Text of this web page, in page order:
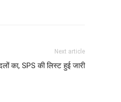
Next article
का, SPS की लिस्ट हुई जारी